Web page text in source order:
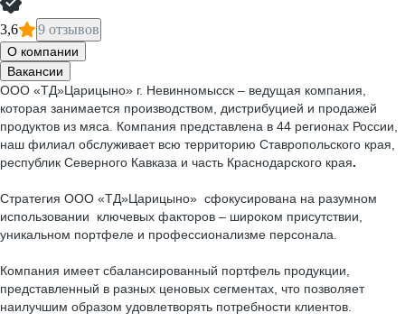
3,6 9 отзывов
О компании
Вакансии
ООО «ТД»Царицыно» г. Невинномысск – ведущая компания,
которая занимается производством, дистрибуцией и продажей
продуктов из мяса. Компания представлена в 44 регионах России,
наш филиал обслуживает всю территорию Ставропольского края,
республик Северного Кавказа и часть Краснодарского края.
Стратегия ООО «ТД»Царицыно» сфокусирована на разумном
использовании ключевых факторов – широком присутствии,
уникальном портфеле и профессионализме персонала.
Компания имеет сбалансированный портфель продукции,
представленный в разных ценовых сегментах, что позволяет
наилучшим образом удовлетворять потребности клиентов.